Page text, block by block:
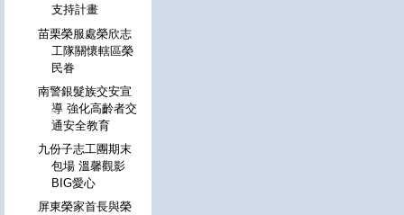
支持計畫
苗栗榮服處榮欣志
工隊關懷轄區榮
民眷
南警銀髮族交安宣
導 強化高齡者交
通安全教育
九份子志工團期末
包場 溫馨觀影
BIG愛心
屏東榮家首長與榮